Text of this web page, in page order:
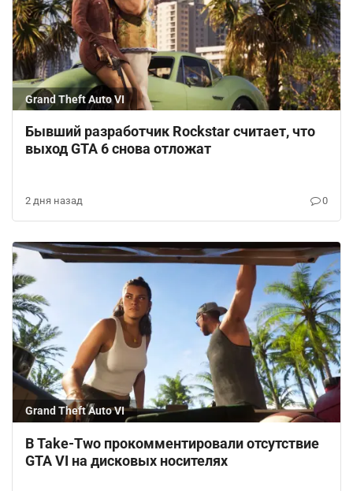
Grand Theft Auto VI
Бывший разработчик Rockstar считает, что
выход GTA 6 снова отложат
2 дня назад 0
Grand Theft Auto VI
В Take-Two прокомментировали отсутствие
GTA VI на дисковых носителях